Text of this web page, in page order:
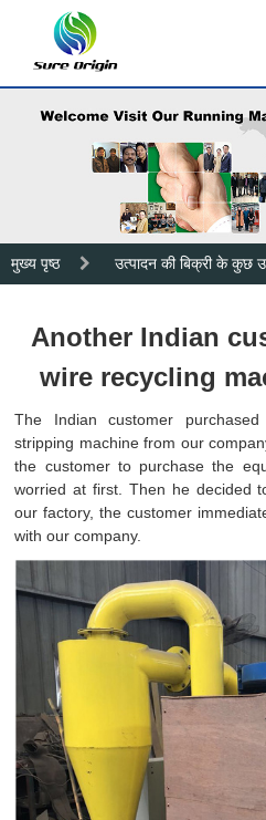
मुख्य पृष्ठ उत्पादन की बिक्री के कुछ
Another Indian
wire recycling
The Indian customer
stripping machine from our
the customer to purchase the
worried at first. Then he decided
our factory, the customer
with our company.